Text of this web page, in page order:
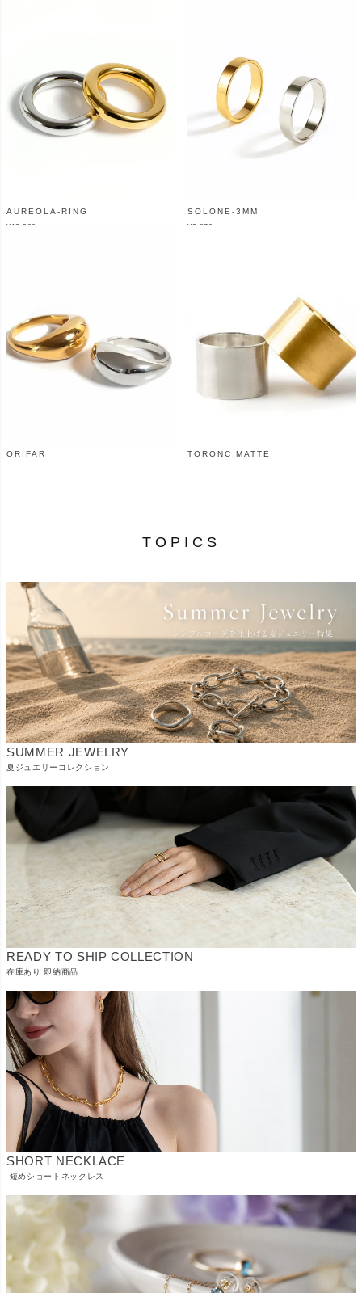
AUREOLA-RING
¥ 13,200
SOLONE-3MM
¥3,870
ORIFAR TORONC MATTE
TOPICS
SUMMER JEWELRY
夏ジュエリーコレクション
READY TO SHIP COLLECTION
在庫あり 即納商品
SHORT NECKLACE
-短めショートネックレス-